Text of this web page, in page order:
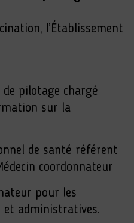
l’Établissement
pilotage chargé
sur la
de santé référent
coordonnateur
pour les
et administratives.